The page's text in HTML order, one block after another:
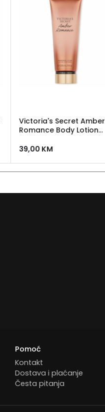
Victoria's Secret Amber
Romance Body Lotion
39,00 KM
Pomoć
Kontakt
Dostava i plaćanje
Česta pitanja